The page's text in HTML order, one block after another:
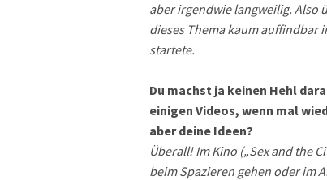
aber irgendwie langweilig. Also
dieses Thema kaum auffindbar
startete.
Du machst ja keinen Hehl
einigen Videos, wenn mal
aber deine Ideen?
Überall! Im Kino („Sex and the
beim Spazieren gehen oder im